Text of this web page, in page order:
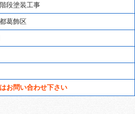
段塗装工事
葛飾区
お問い合わせ下さい